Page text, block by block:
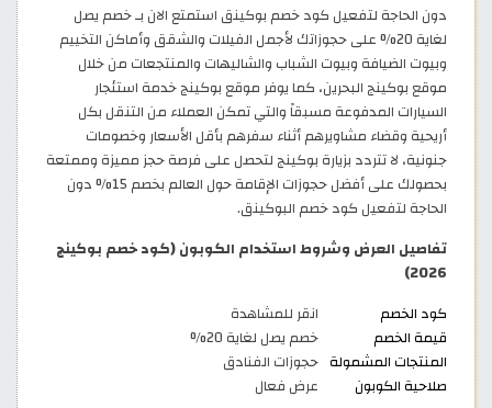
دون الحاجة لتفعيل كود خصم بوكينق استمتع الان بـ خصم يصل
لغاية 20% على حجوزاتك لأجمل الفيلات والشقق وأماكن التخييم
وبيوت الضيافة وبيوت الشباب والشاليهات والمنتجعات من خلال
موقع بوكينج البحرين، كما يوفر موقع بوكينج خدمة استئجار
السيارات المدفوعة مسبقاً والتي تمكن العملاء من التنقل بكل
أريحية وقضاء مشاويرهم أثناء سفرهم بأقل الأسعار وخصومات
جنونية، لا تتردد بزيارة بوكينج لتحصل على فرصة حجز مميزة وممتعة
بحصولك على أفضل حجوزات الإقامة حول العالم بخصم 15% دون
الحاجة لتفعيل كود خصم البوكينق.
تفاصيل العرض وشروط استخدام الكوبون (كود خصم بوكينج
2026)
كود الخصم
انقر للمشاهدة
قيمة الخصم
خصم يصل لغاية 20%
المنتجات المشمولة حجوزات الفنادق
صلاحية الكوبون
عرض فعال